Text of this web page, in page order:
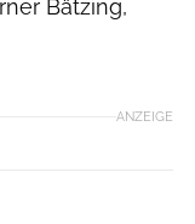
Bätzing,
ANZEIGE